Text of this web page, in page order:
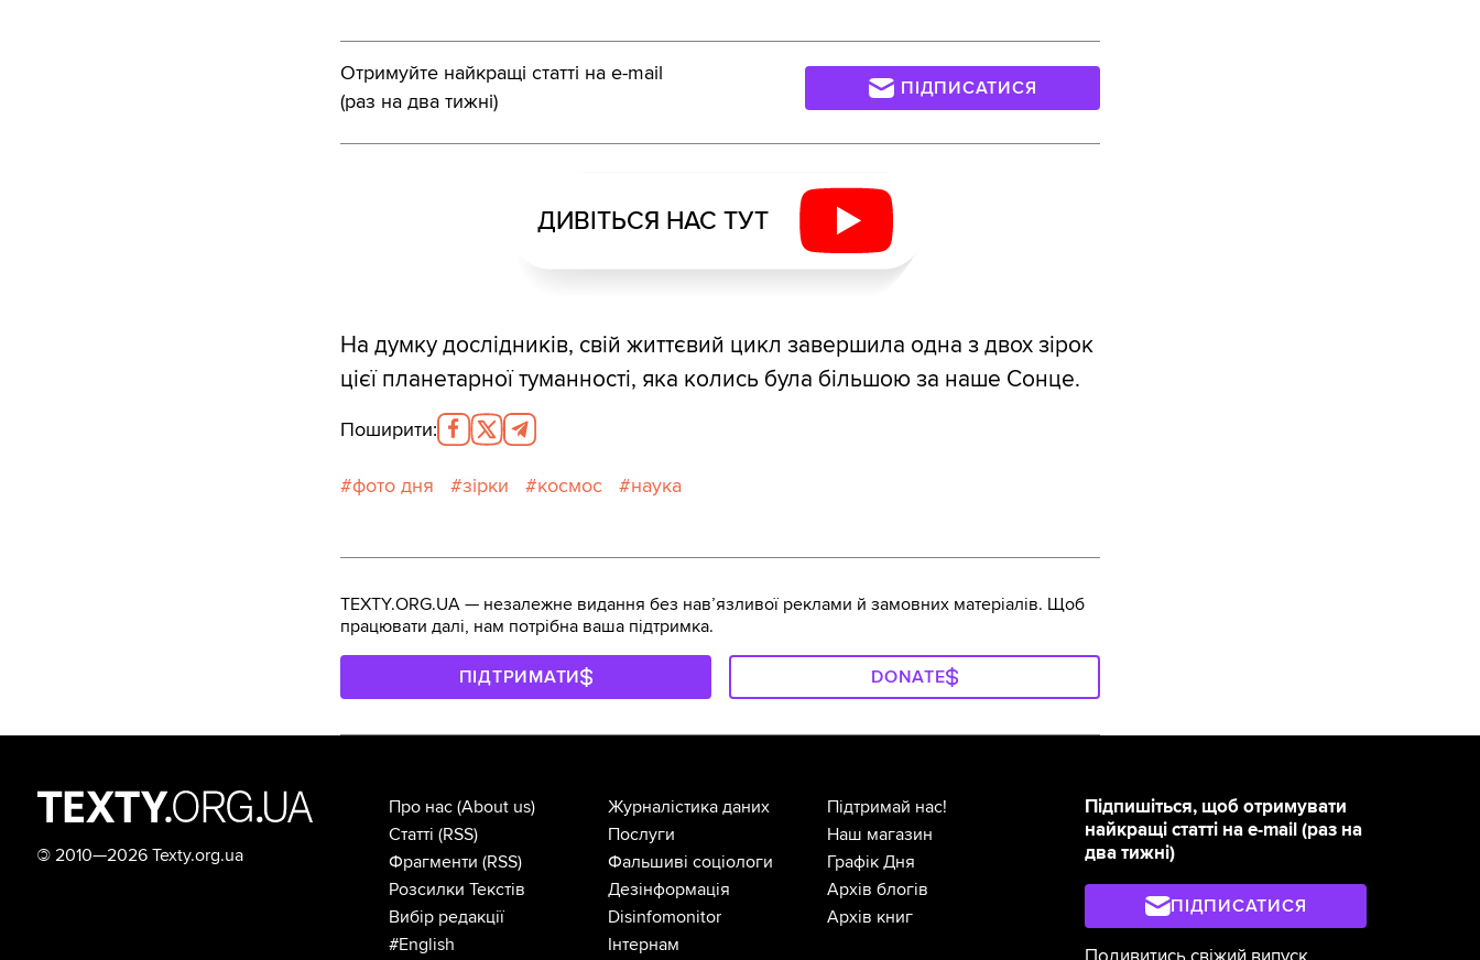
Отримуйте найкращі статті на e-mail
(раз на два тижні)
ПІДПИСАТИСЯ
ДИВІТЬСЯ НАС ТУТ
На думку дослідників, свій життєвий цикл завершила одна з двох зірок
цієї планетарної туманності, яка колись була більшою за наше Сонце.
Поширити:
фото дня зірки космос наука
TEXTY.ORG.UA — незалежне видання без навʼязливої реклами й замовних матеріалів. Щоб
працювати далі, нам потрібна ваша підтримка.
ПІДТРИМАТИ DONATE
© 2010—2026 Texty.org.ua
Підпишіться, щоб отримувати
найкращі статті на e-mail (раз на
два тижні)
ПІДПИСАТИСЯ
Про нас (About us)
Статті (RSS)
Фрагменти (RSS)
Розсилки Текстів
Вибір редакції
#English
Журналістика даних
Послуги
Фальшиві соціологи
Дезінформація
Disinfomonitor
Інтернам
Підтримай нас!
Наш магазин
Графік Дня
Архів блогів
Архів книг